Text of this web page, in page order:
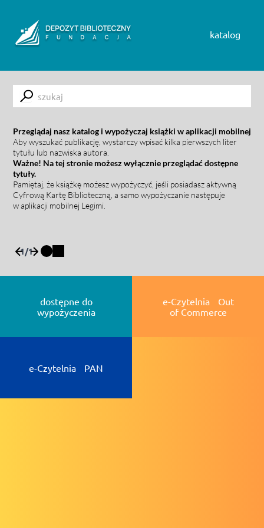
katalog
Submit
Przeglądaj nasz katalog i wypożyczaj książki w aplikacji mobilnej
Aby wyszukać publikację, wystarczy wpisać kilka pierwszych liter
tytułu lub nazwiska autora.
Ważne! Na tej stronie możesz wyłącznie przeglądać dostępne
tytuły.
Pamiętaj, że książkę możesz wypożyczyć, jeśli posiadasz aktywną
Cyfrową Kartę Biblioteczną, a samo wypożyczanie następuje
w aplikacji mobilnej Legimi.
1/1
dostępne do
wypożyczenia
e-Czytelnia Out
of Commerce
e-Czytelnia PAN